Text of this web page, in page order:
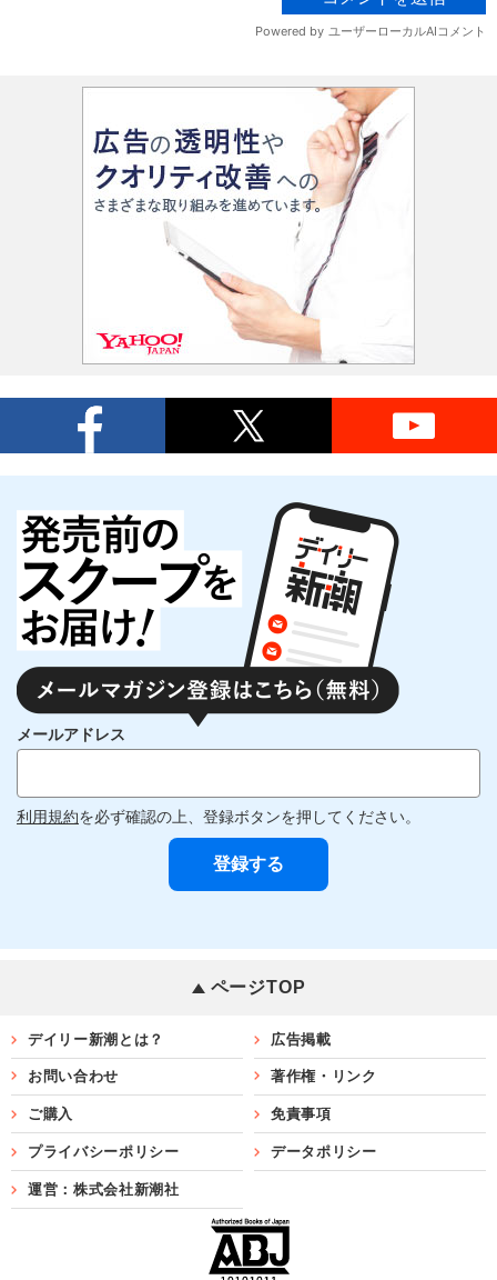
メールアドレス
利用規約を必ず確認の上、登録ボタンを押してください。
ページTOP
デイリー新潮とは？ 広告掲載
お問い合わせ 著作権・リンク
ご購入 免責事項
プライバシーポリシー データポリシー
運営：株式会社新潮社